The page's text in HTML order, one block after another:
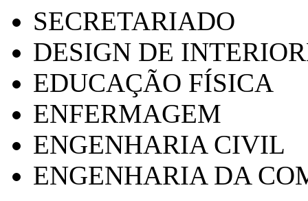
SECRETARIADO
DESIGN DE
EDUCAÇÃO FÍSICA
ENFERMAGEM
ENGENHARIA CIVIL
ENGENHARIA DA